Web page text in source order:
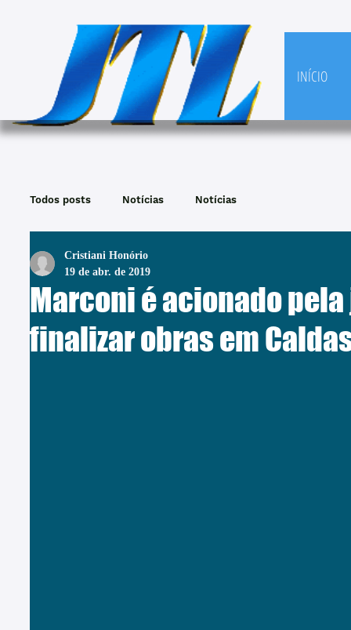
INÍCIO
Todos posts Notícias Notícias
Marconi é acionado
finalizar obras em
Cristiani Honório
19 de abr. de 2019